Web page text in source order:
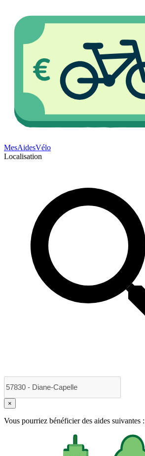
MesAidesVélo
Localisation
×
Vous pourriez bénéficier des aides suivantes :